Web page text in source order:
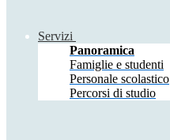
Servizi
Panoramica
Famiglie e studenti
Personale scolastico
Percorsi di studio